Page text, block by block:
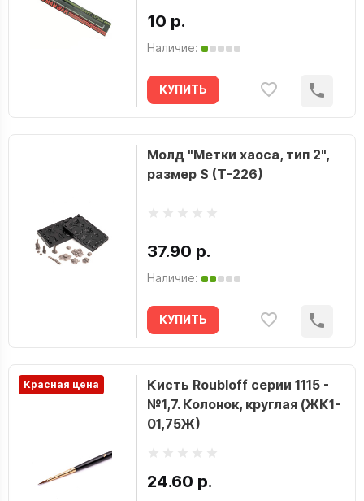
10 р.
Наличие:
КУПИТЬ
Молд "Метки хаоса, тип 2",
размер S (T-226)
37.90 р.
Наличие:
КУПИТЬ
Красная цена
Кисть Roubloff серии 1115 -
№1,7. Колонок, круглая (ЖК1-
01,75Ж)
24.60 р.